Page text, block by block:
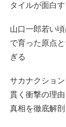
タイルが面白
山口一郎若い
で育った原点
ぎる
サカナクショ
貫く衝撃の理
真相を徹底解剖